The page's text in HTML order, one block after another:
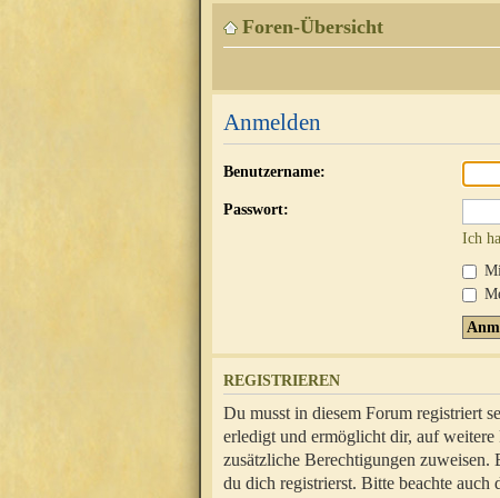
Foren-Übersicht
Anmelden
Benutzername:
Passwort:
Ich
REGISTRIEREN
Du musst in diesem Forum registriert
erledigt und ermöglicht dir, auf
zusätzliche Berechtigungen zuweisen.
du dich registrierst. Bitte beachte